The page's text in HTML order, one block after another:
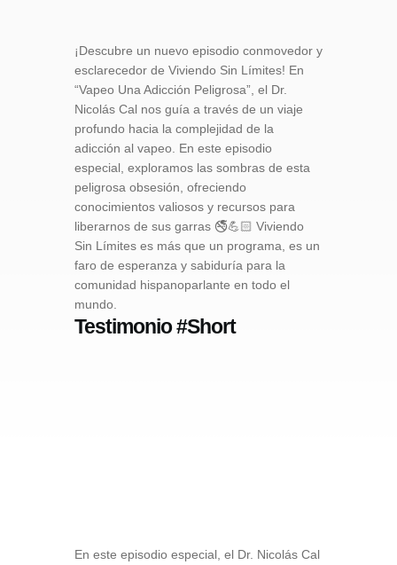
¡Descubre un nuevo episodio conmovedor y
esclarecedor de Viviendo Sin Límites! En
“Vapeo Una Adicción Peligrosa”, el Dr.
Nicolás Cal nos guía a través de un viaje
profundo hacia la complejidad de la
adicción al vapeo. En este episodio
especial, exploramos las sombras de esta
peligrosa obsesión, ofreciendo
conocimientos valiosos y recursos para
liberarnos de sus garras 🚭💪🏻 Viviendo
Sin Límites es más que un programa, es un
faro de esperanza y sabiduría para la
comunidad hispanoparlante en todo el
mundo.
Testimonio #Short
En este episodio especial, el Dr. Nicolás Cal